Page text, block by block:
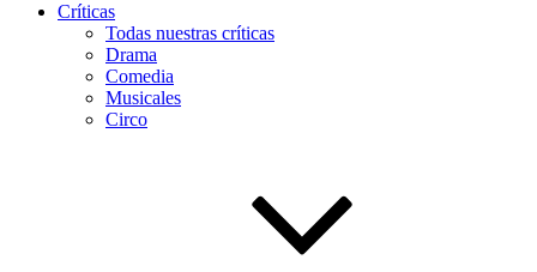
Críticas
Todas nuestras críticas
Drama
Comedia
Musicales
Circo